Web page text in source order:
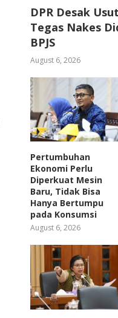
DPR Desak
Tegas Nakes
BPJS
August 6, 2026
Pertumbuhan
Ekonomi Perlu
Diperkuat Mesin
Baru, Tidak Bisa
Hanya Bertumpu
pada Konsumsi
August 6, 2026